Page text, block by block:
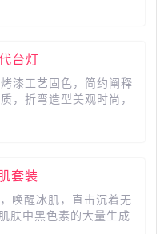
台灯
工艺固色，简约阐释
，折弯造型美观时尚，
套装
醒冰肌，直击沉着无
肤中黑色素的大量生成